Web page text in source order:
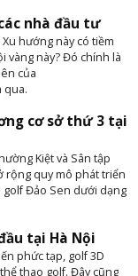
nhà đầu tư
hướng này có tiềm
vàng này? Đó chính là
của
qua.
cơ sở thứ 3 tại
Kiệt và Sân tập
rộng quy mô phát triển
golf Đảo Sen dưới dạng
tại Hà Nội
phức tạp, golf 3D
thao golf. Đây cũng